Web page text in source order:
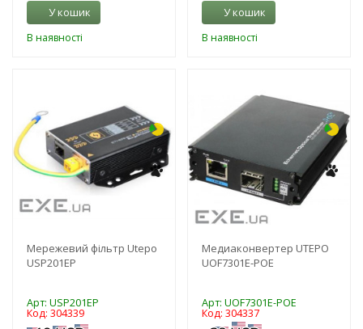
У кошик
В наявності
У кошик
В наявності
Мережевий фільтр Utepo
USP201EP
Арт: USP201EP
Код: 304339
Медиаконвертер UTEPO
UOF7301E-POE
Арт: UOF7301E-POE
Код: 304337